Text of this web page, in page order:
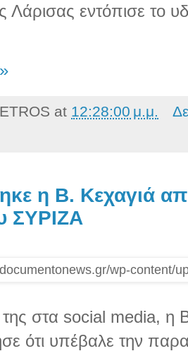
Λάρισας εντόπισε το
at 12:28:00 μ.μ.
η Β. Κεχαγιά
ΣΥΡΙΖΑ
στα social media, η
ότι υπέβαλε την